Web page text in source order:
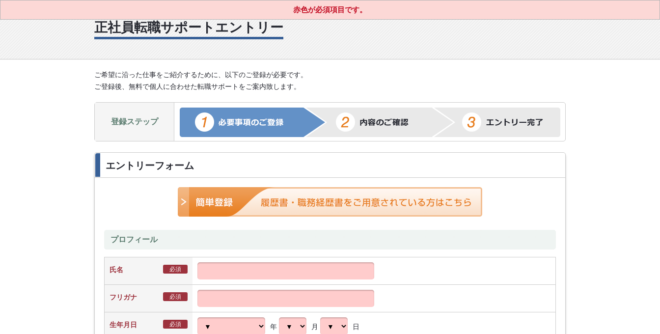
正社員転職サポートエントリー
ご希望に沿った仕事をご紹介するために、以下のご登録が必要です。
ご登録後、無料で個人に合わせた転職サポートをご案内致します。
登録ステップ
エントリーフォーム
プロフィール
氏名 必須
フリガナ 必須
生年月日 必須 年 月 日
赤色が必須項目です。